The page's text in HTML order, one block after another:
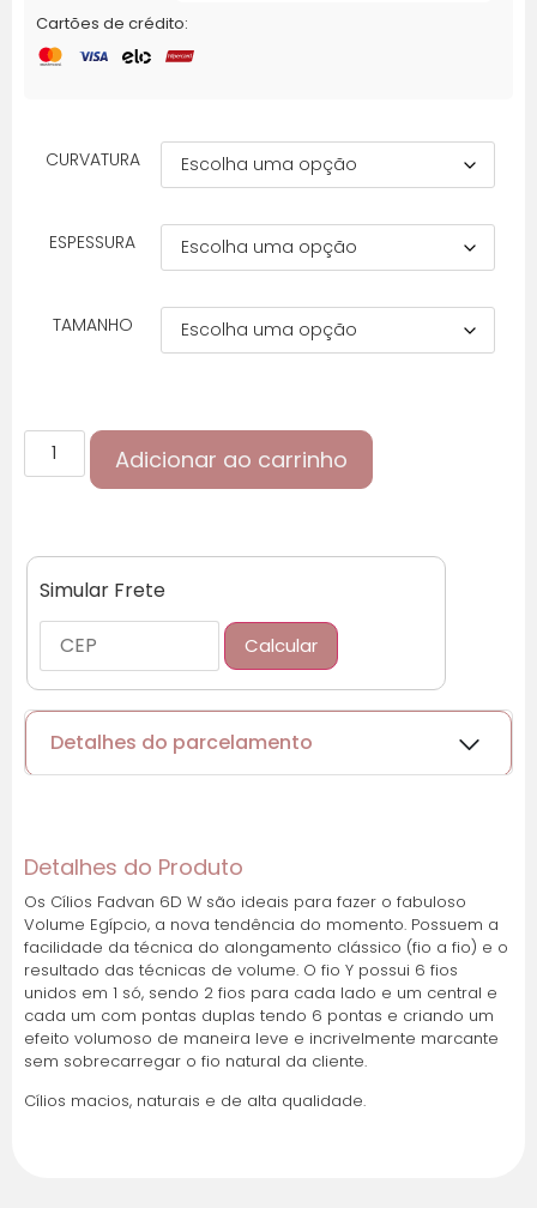
Cartões de crédito:
CURVATURA
ESPESSURA
TAMANHO
Adicionar ao carrinho
Simular Frete
Calcular
Detalhes do parcelamento
Parcelas:
1x de R$ 31,00sem
juros
R$31,00
2x deR$15,50 sem
juros
R$
Detalhes do Produto
Os Cílios Fadvan 6D W são ideais para fazer o fabuloso
Volume Egípcio, a nova tendência do momento. Possuem a
facilidade da técnica do alongamento clássico (fio a fio) e o
resultado das técnicas de volume. O fio Y possui 6 fios
unidos em 1 só, sendo 2 fios para cada lado e um central e
cada um com pontas duplas tendo 6 pontas e criando um
efeito volumoso de maneira leve e incrivelmente marcante
sem sobrecarregar o fio natural da cliente.
Cílios macios, naturais e de alta qualidade.